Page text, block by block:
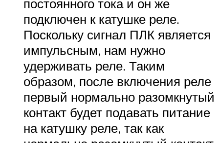
постоянного тока и он же
подключен к катушке реле.
Поскольку сигнал ПЛК является
импульсным, нам нужно
удерживать реле. Таким
образом, после включения реле
первый нормально разомкнутый
контакт будет подавать питание
на катушку реле, так как